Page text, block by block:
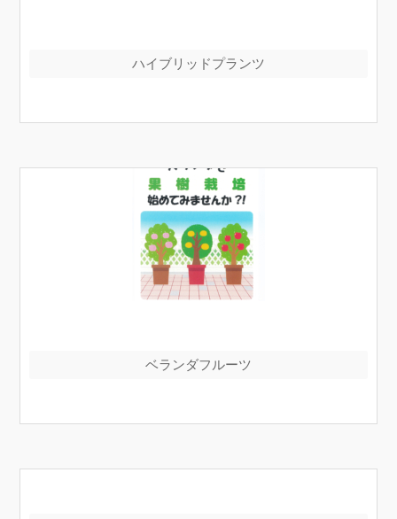
ハイブリッドプランツ
ベランダフルーツ